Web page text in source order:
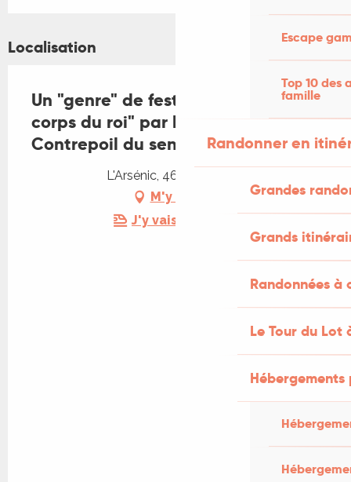
Escape
Top 10 des
famille
Randonner en
Grandes
Grands
Randonnées
Le Tour du Lot
Localisation
Un "genre" de festival : Théâtre "Le
corps du roi" par la Cie à
Contrepoil du sens
L'Arsénic, 46250 Gindou
M'y rendre
J'y vais en train !